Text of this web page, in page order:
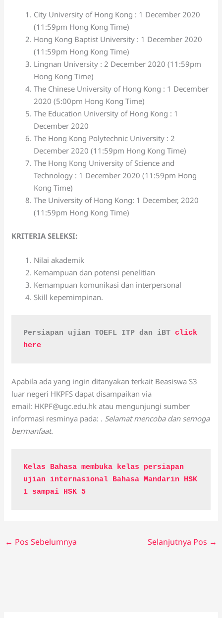
City University of Hong Kong : 1 December 2020
(11:59pm Hong Kong Time)
Hong Kong Baptist University : 1 December 2020
(11:59pm Hong Kong Time)
Lingnan University : 2 December 2020 (11:59pm
Hong Kong Time)
The Chinese University of Hong Kong : 1 December
2020 (5:00pm Hong Kong Time)
The Education University of Hong Kong : 1
December 2020
The Hong Kong Polytechnic University : 2
December 2020 (11:59pm Hong Kong Time)
The Hong Kong University of Science and
Technology : 1 December 2020 (11:59pm Hong
Kong Time)
The University of Hong Kong: 1 December, 2020
(11:59pm Hong Kong Time)
KRITERIA SELEKSI:
Nilai akademik
Kemampuan dan potensi penelitian
Kemampuan komunikasi dan interpersonal
Skill kepemimpinan.
Persiapan ujian TOEFL ITP dan iBT click
here
Apabila ada yang ingin ditanyakan terkait Beasiswa S3
luar negeri HKPFS dapat disampaikan via
email: HKPF@ugc.edu.hk atau mengunjungi sumber
informasi resminya pada: . Selamat mencoba dan semoga
bermanfaat.
Kelas Bahasa membuka kelas persiapan
ujian internasional Bahasa Mandarin HSK
1 sampai HSK 5
← Pos Sebelumnya Selanjutnya Pos →